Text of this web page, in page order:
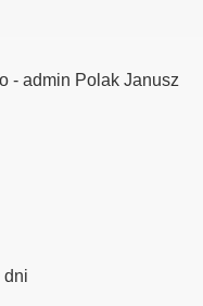
- admin Polak Janusz
dni